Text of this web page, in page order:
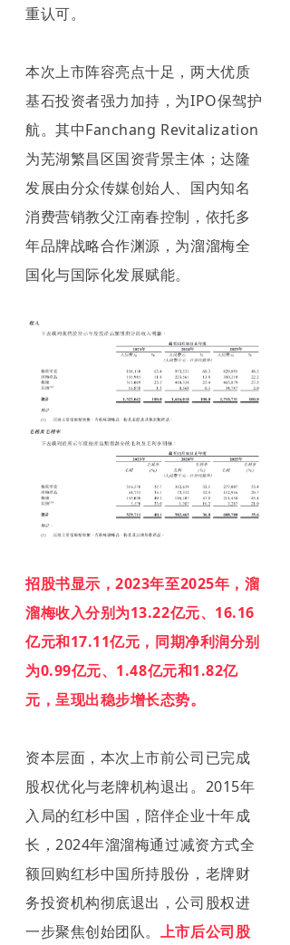
重认可。
本次上市阵容亮点十足，两大优质
基石投资者强力加持，为IPO保驾护
航。其中Fanchang Revitalization
为芜湖繁昌区国资背景主体；达隆
发展由分众传媒创始人、国内知名
消费营销教父江南春控制，依托多
年品牌战略合作渊源，为溜溜梅全
国化与国际化发展赋能。
招股书显示，2023年至2025年，溜
溜梅收入分别为13.22亿元、16.16
亿元和17.11亿元，同期净利润分别
为0.99亿元、1.48亿元和1.82亿
元 ，呈现出稳步增长态势。
资本层面，本次上市前公司已完成
股权优化与老牌机构退出。2015年
入局的红杉中国，陪伴企业十年成
长，2024年溜溜梅通过减资方式全
额回购红杉中国所持股份，老牌财
务投资机构彻底退出，公司股权进
一步聚焦创始团队。 上市后公司股